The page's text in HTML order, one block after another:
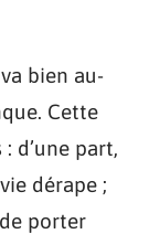
va bien au-
Cette
d’une part,
dérape ;
porter